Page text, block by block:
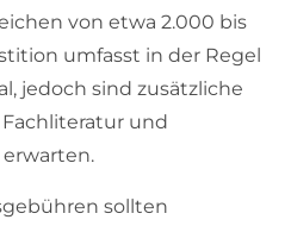
von etwa 2.000 bis
umfasst in der Regel
jedoch sind zusätzliche
und
sollten